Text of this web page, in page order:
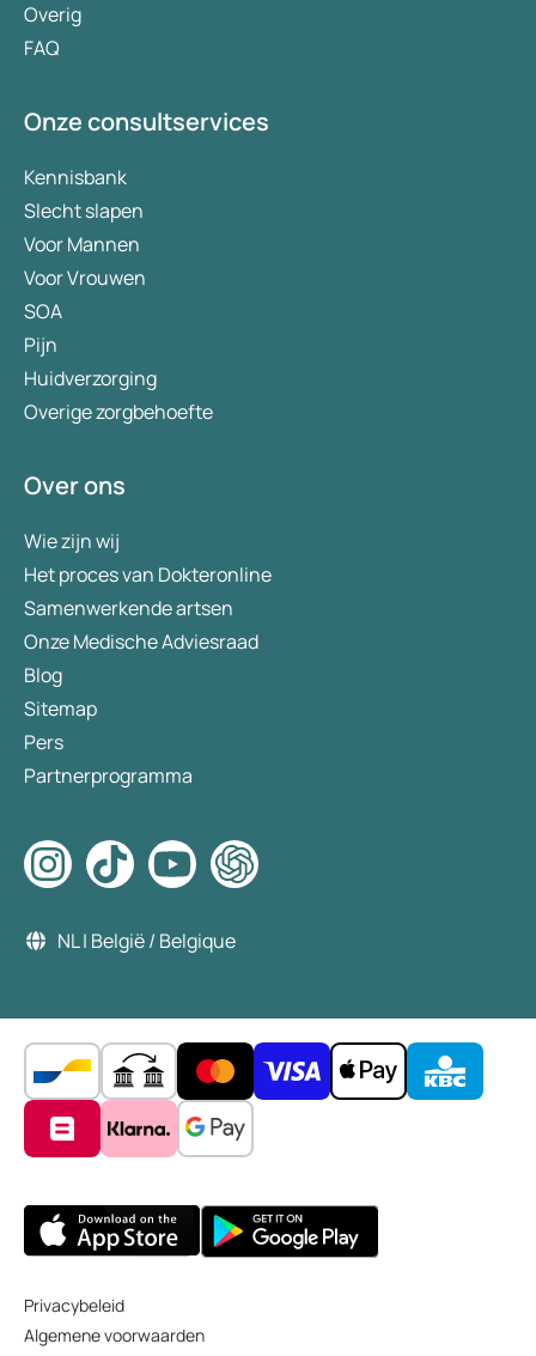
Overig
FAQ
Onze consultservices
Kennisbank
Slecht slapen
Voor Mannen
Voor Vrouwen
SOA
Pijn
Huidverzorging
Overige zorgbehoefte
Over ons
Wie zijn wij
Het proces van Dokteronline
Samenwerkende artsen
Onze Medische Adviesraad
Blog
Sitemap
Pers
Partnerprogramma
NL | België / Belgique
Privacybeleid
Algemene voorwaarden